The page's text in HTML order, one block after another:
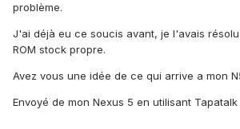
problème.
J'ai déjà eu ce soucis avant, je l'avais
ROM stock propre.
Avez vous une idée de ce qui arrive a mon
Envoyé de mon Nexus 5 en utilisant Tapatalk